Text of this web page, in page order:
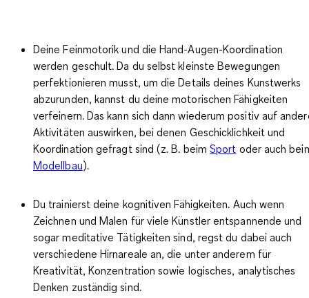
DeineFeinmotorik und die Hand-Augen-Koordination
werden geschult. Da du selbst kleinste Bewegungen
perfektionieren musst, um die Details deines Kunstwerks
abzurunden, kannst du deine motorischen Fähigkeiten
verfeinern. Das kann sich dann wiederum positiv auf
Aktivitäten auswirken, bei denen Geschicklichkeit und
Koordination gefragt sind (z. B. beimSport oder auch
Modellbau).
Du trainierst deine kognitiven Fähigkeiten. Auch wenn
Zeichnen und Malen für viele Künstler entspannende und
sogar meditative Tätigkeiten sind, regst du dabei auch
verschiedene Hirnareale an, die unter anderem für
Kreativität, Konzentration sowie logisches, analytisches
Denken zuständig sind.